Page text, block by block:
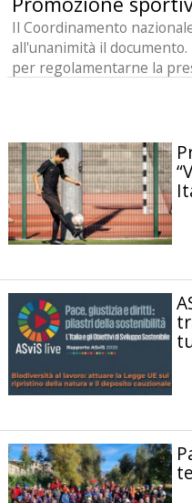
Il Coordinamento
all'unanimità il
per regolamentarne la